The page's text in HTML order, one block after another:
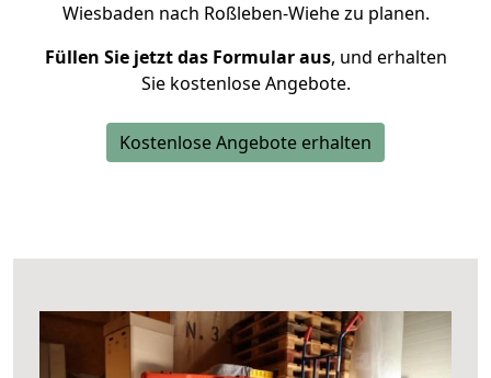
Wiesbaden nach Roßleben-Wiehe zu planen.
Füllen Sie jetzt das Formular aus, und erhalten
Sie kostenlose Angebote.
Kostenlose Angebote erhalten